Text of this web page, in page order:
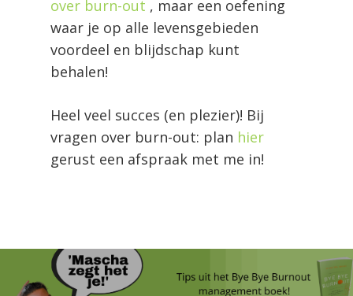
over burn-out , maar een oefening
waar je op alle levensgebieden
voordeel en blijdschap kunt
behalen!
Heel veel succes (en plezier)! Bij
vragen over burn-out: plan hier
gerust een afspraak met me in!